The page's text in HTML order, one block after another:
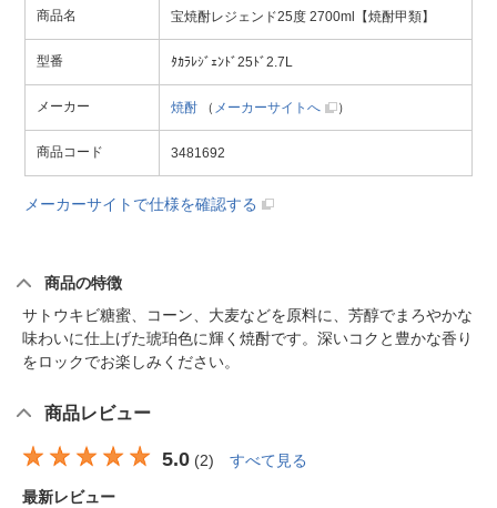
商品名 宝焼酎レジェンド25度 2700ml【焼酎甲類】
型番 ﾀｶﾗﾚｼﾞｪﾝﾄﾞ25ﾄﾞ2.7L
メーカー 焼酎 （ メーカーサイトへ ）
商品コード 3481692
メーカーサイトで仕様を確認する
商品の特徴
サトウキビ糖蜜、コーン、大麦などを原料に、芳醇でまろやかな
味わいに仕上げた琥珀色に輝く焼酎です。深いコクと豊かな香り
をロックでお楽しみください。
商品レビュー
5.0 (2) すべて見る
最新レビュー